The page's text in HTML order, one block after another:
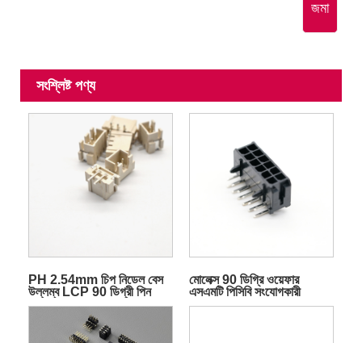
জমা
সংশ্লিষ্ট পণ্য
PH 2.54mm চিপ নিডেল বেস
উল্লম্ব LCP 90 ডিগ্রী পিন
ওয়্যার জোতা সংযোগকারী
মোলেক্স 90 ডিগ্রি ওয়েফার
এসএমটি পিসিবি সংযোগকারী